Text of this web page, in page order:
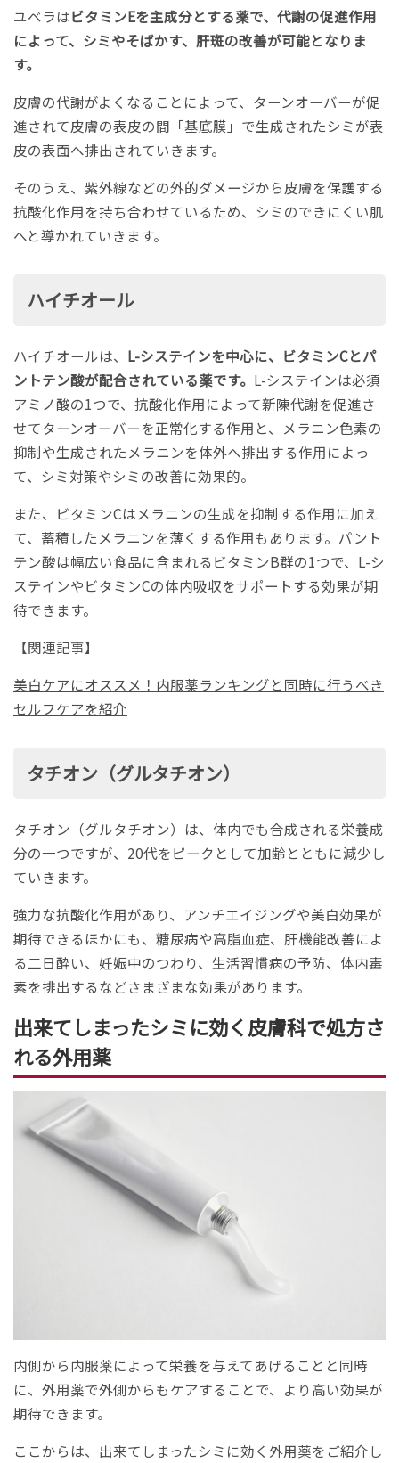
ユベラはビタミンEを主成分とする薬で、代謝の促進作用
によって、シミやそばかす、肝斑の改善が可能となりま
す。
皮膚の代謝がよくなることによって、ターンオーバーが促
進されて皮膚の表皮の間「基底膜」で生成されたシミが表
皮の表面へ排出されていきます。
そのうえ、紫外線などの外的ダメージから皮膚を保護する
抗酸化作用を持ち合わせているため、シミのできにくい肌
へと導かれていきます。
ハイチオール
ハイチオールは、 L-システインを中心に、ビタミンCとパ
ントテン酸が配合されている薬です。 L-システインは必須
アミノ酸の1つで、抗酸化作用によって新陳代謝を促進さ
せてターンオーバーを正常化する作用と、メラニン色素の
抑制や生成されたメラニンを体外へ排出する作用によっ
て、シミ対策やシミの改善に効果的。
また、ビタミンCはメラニンの生成を抑制する作用に加え
て、蓄積したメラニンを薄くする作用もあります。パント
テン酸は幅広い食品に含まれるビタミンB群の1つで、L-シ
ステインやビタミンCの体内吸収をサポートする効果が期
待できます。
【関連記事】
美白ケアにオススメ！内服薬ランキングと同時に行うべき
セルフケアを紹介
タチオン（グルタチオン）
タチオン（グルタチオン）は、体内でも合成される栄養成
分の一つですが、20代をピークとして加齢とともに減少し
ていきます。
強力な抗酸化作用があり、アンチエイジングや美白効果が
期待できるほかにも、糖尿病や高脂血症、肝機能改善によ
る二日酔い、妊娠中のつわり、生活習慣病の予防、体内毒
素を排出するなどさまざまな効果があります。
出来てしまったシミに効く皮膚科で処方さ
れる外用薬
内側から内服薬によって栄養を与えてあげることと同時
に、外用薬で外側からもケアすることで、より高い効果が
期待できます。
ここからは、出来てしまったシミに効く外用薬をご紹介し